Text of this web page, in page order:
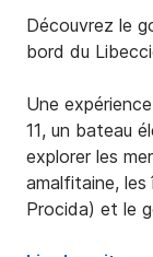
Découvrez le
bord du
Une
11, un bateau
explorer les
amalfitaine, les
Procida) et le